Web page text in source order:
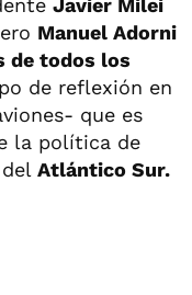
Javier Milei
Manuel Adorni
de todos los
de reflexión en
que es
la política de
Atlántico Sur.